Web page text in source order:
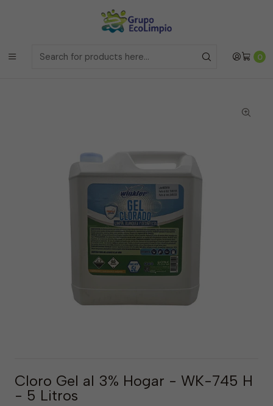
0
Envíos a la Region Metropolitana
compras antes de las 12 del medio día de
Envíos a todo Chilea traves de Bluexpress
Home Línea Hogar
Cloro Gel al 3% Hogar - WK-745 H - 5 Litros
Cloro Gel al 3% Hogar - WK-745 H
- 5 Litros